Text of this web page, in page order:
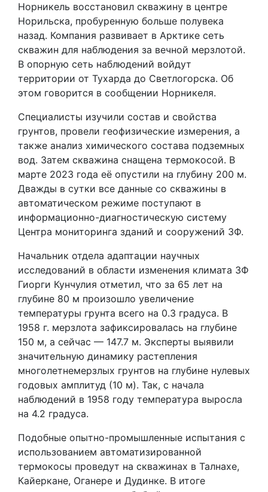
Норникель восстановил скважину в центре
Норильска, пробуренную больше полувека
назад. Компания развивает в Арктике сеть
скважин для наблюдения за вечной мерзлотой.
В опорную сеть наблюдений войдут
территории от Тухарда до Светлогорска. Об
этом говорится в сообщении Норникеля.
Специалисты изучили состав и свойства
грунтов, провели геофизические измерения, а
также анализ химического состава подземных
вод. Затем скважина снащена термокосой. В
марте 2023 года её опустили на глубину 200 м.
Дважды в сутки все данные со скважины в
автоматическом режиме поступают в
информационно-диагностическую систему
Центра мониторинга зданий и сооружений ЗФ.
Начальник отдела адаптации научных
исследований в области изменения климата ЗФ
Гиорги Кунчулия отметил, что за 65 лет на
глубине 80 м произошло увеличение
температуры грунта всего на 0.3 градуса. В
1958 г. мерзлота зафиксировалась на глубине
150 м, а сейчас — 147.7 м. Эксперты выявили
значительную динамику растепления
многолетнемерзлых грунтов на глубине нулевых
годовых амплитуд (10 м). Так, с начала
наблюдений в 1958 году температура выросла
на 4.2 градуса.
Подобные опытно-промышленные испытания с
использованием автоматизированной
термокосы проведут на скважинах в Талнахе,
Кайеркане, Оганере и Дудинке. В итоге